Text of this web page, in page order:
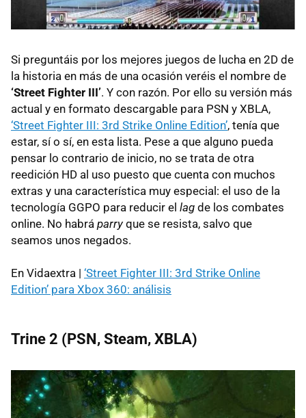
Si preguntáis por los mejores juegos de lucha en 2D de
la historia en más de una ocasión veréis el nombre de
‘Street Fighter III’. Y con razón. Por ello su versión más
actual y en formato descargable para PSN y XBLA,
‘Street Fighter III: 3rd Strike Online Edition’, tenía que
estar, sí o sí, en esta lista. Pese a que alguno pueda
pensar lo contrario de inicio, no se trata de otra
reedición HD al uso puesto que cuenta con muchos
extras y una característica muy especial: el uso de la
tecnología GGPO para reducir el lag de los combates
online. No habrá parryque se resista, salvo que
seamos unos negados.
En Vidaextra | ‘Street Fighter III: 3rd Strike Online
Edition’ para Xbox 360: análisis
Trine 2 (PSN, Steam, XBLA)